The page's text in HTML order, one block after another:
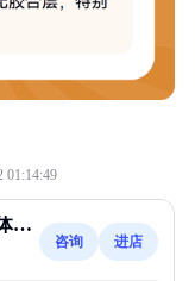
01:14:49
工
咨询 进店